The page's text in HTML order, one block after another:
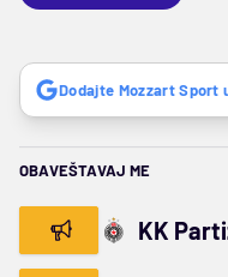
Dodajte Mozzart Sport
OBAVEŠTAVAJ ME
KK